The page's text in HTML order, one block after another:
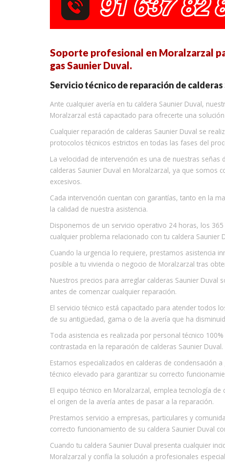
Soporte profesional en Moralzarzal
gas Saunier Duval.
Servicio técnico de reparación de
Ante cualquier avería en tu caldera Saunier Duval,
Moralzarzal está capacitado para ofrecerte una
Cualquier reparación de calderas Saunier Duval se
protocolos técnicos estrictos en todas las fases del
La velocidad de intervención es una de nuestras
calderas Saunier Duval en Moralzarzal, ya que somos
excesivos.
Cada intervención cuentan con garantías, tanto en la
la calidad de nuestra asistencia.
Disponemos de un servicio operativo 24 horas, los
cualquier problema relacionado con tu caldera Saunier
Cuando la urgencia lo requiere, prestamos asistencia
posible a tu vivienda o negocio de Moralzarzal tras
Nuestros precios para arreglar calderas Saunier
antes de comenzar cualquier reparación.
El servicio técnico está capacitado para atender todos
de su antigüedad, gama o de la avería que ha
Toda asistencia es realizada por personal técnico
contrastada en la reparación de calderas Saunier Duval.
Estamos especializados en calderas de condensación
técnico elevado para garantizar su correcto
El equipo técnico en Moralzarzal, emplea tecnología
el origen de la avería antes de pasar a la reparación.
Prestamos servicio a empresas, particulares y
correcto funcionamiento de su caldera Saunier Duval
Cuando tu caldera Saunier Duval presenta cualquier
Moralzarzal y confía la solución a profesionales